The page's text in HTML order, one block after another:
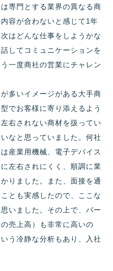
専門とする業界の異なる商
容が合わないと感じて1年
はどんな仕事をしようかな
してコミュニケーションを
一度商社の営業にチャレン
多いイメージがある大手商
でお客様に寄り添えるよう
右されない商材を扱ってい
なと思っていました。何社
産業用機械、電子デバイス
左右されにくく、順調に業
りました。また、面接を通
とも実感したので、ここな
いました。その上で、パー
売上高）も非常に高いの
う冷静な分析もあり、入社